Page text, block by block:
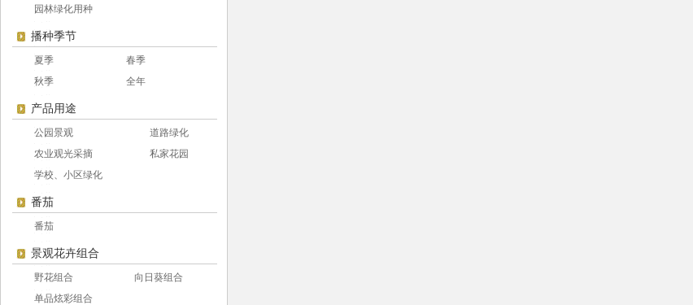
园林绿化用种
播种季节
夏季
春季
秋季
全年
产品用途
公园景观
道路绿化
农业观光采摘
私家花园
学校、小区绿化
番茄
番茄
景观花卉组合
野花组合
向日葵组合
单品炫彩组合